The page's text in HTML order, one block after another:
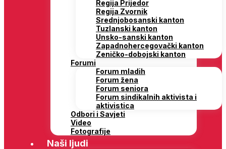
Regija Prijedor
Regija Zvornik
Srednjobosanski kanton
Tuzlanski kanton
Unsko-sanski kanton
Zapadnohercegovački kanton
Zeničko-dobojski kanton
Forumi
Forum mladih
Forum žena
Forum seniora
Forum sindikalnih aktivista i
aktivistica
Odbori i Savjeti
Video
Fotografije
Naši ljudi